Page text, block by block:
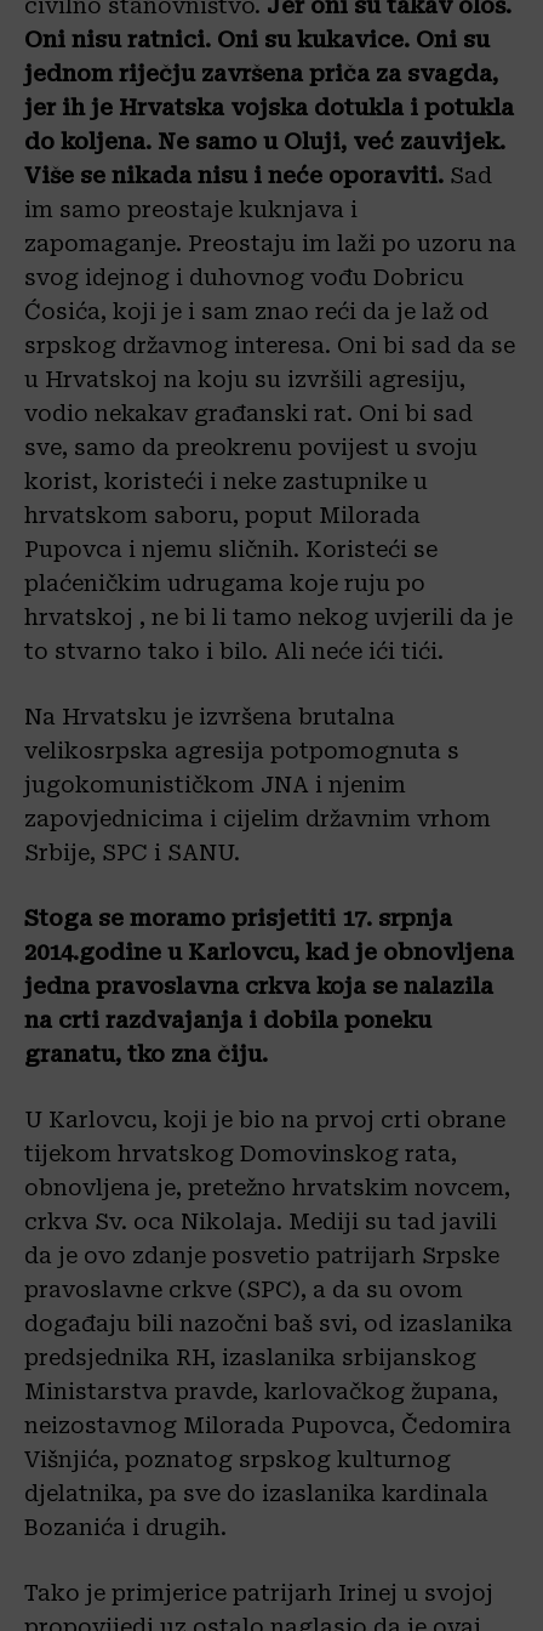
civilno stanovništvo. Jer oni su takav ološ.
Oni nisu ratnici. Oni su kukavice. Oni su
jednom riječju završena priča za svagda,
jer ih je Hrvatska vojska dotukla i potukla
do koljena. Ne samo u Oluji, već zauvijek.
Više se nikada nisu i neće oporaviti. Sad
im samo preostaje kuknjava i
zapomaganje. Preostaju im laži po uzoru na
svog idejnog i duhovnog vođu Dobricu
Ćosića, koji je i sam znao reći da je laž od
srpskog državnog interesa. Oni bi sad da se
u Hrvatskoj na koju su izvršili agresiju,
vodio nekakav građanski rat. Oni bi sad
sve, samo da preokrenu povijest u svoju
korist, koristeći i neke zastupnike u
hrvatskom saboru, poput Milorada
Pupovca i njemu sličnih. Koristeći se
plaćeničkim udrugama koje ruju po
hrvatskoj , ne bi li tamo nekog uvjerili da je
to stvarno tako i bilo. Ali neće ići tići.
Na Hrvatsku je izvršena brutalna
velikosrpska agresija potpomognuta s
jugokomunističkom JNA i njenim
zapovjednicima i cijelim državnim vrhom
Srbije, SPC i SANU.
Stoga se moramo prisjetiti 17. srpnja
2014.godine u Karlovcu, kad je obnovljena
jedna pravoslavna crkva koja se nalazila
na crti razdvajanja i dobila poneku
granatu, tko zna čiju.
U Karlovcu, koji je bio na prvoj crti obrane
tijekom hrvatskog Domovinskog rata,
obnovljena je, pretežno hrvatskim novcem,
crkva Sv. oca Nikolaja. Mediji su tad javili
da je ovo zdanje posvetio patrijarh Srpske
pravoslavne crkve (SPC), a da su ovom
događaju bili nazočni baš svi, od izaslanika
predsjednika RH, izaslanika srbijanskog
Ministarstva pravde, karlovačkog župana,
neizostavnog Milorada Pupovca, Čedomira
Višnjića, poznatog srpskog kulturnog
djelatnika, pa sve do izaslanika kardinala
Bozanića i drugih.
Tako je primjerice patrijarh Irinej u svojoj